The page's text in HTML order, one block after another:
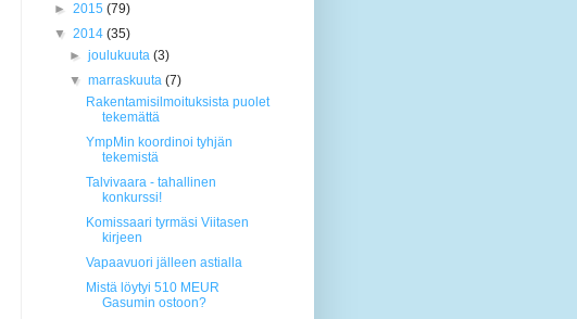
► 2015 (79)
▼ 2014 (35)
►joulukuuta(3)
▼marraskuuta(7)
Rakentamisilmoituksista puolet
tekemättä
YmpMin koordinoi tyhjän
tekemistä
Talvivaara - tahallinen
konkurssi!
Komissaari tyrmäsi Viitasen
kirjeen
Vapaavuori jälleen astialla
Mistä löytyi 510 MEUR
Gasumin ostoon?